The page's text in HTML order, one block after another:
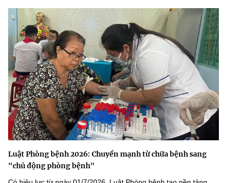
Luật Phòng bệnh 2026: Chuyển mạnh từ chữa bệnh sang
"chủ động phòng bệnh"